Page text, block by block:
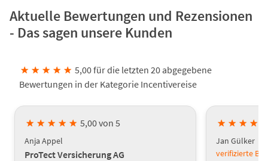
Aktuelle Bewertungen und Rezensionen
- Das sagen unsere Kunden
★ ★ ★ ★ ★ 5,00 für die letzten 20 abgegebene
Bewertungen in der Kategorie Incentivereise
★ ★ ★ ★ ★ 5,00 von 5
Anja Appel
ProTect Versicherung AG
★ ★ ★ ★
Jan Gülker
verifizierte